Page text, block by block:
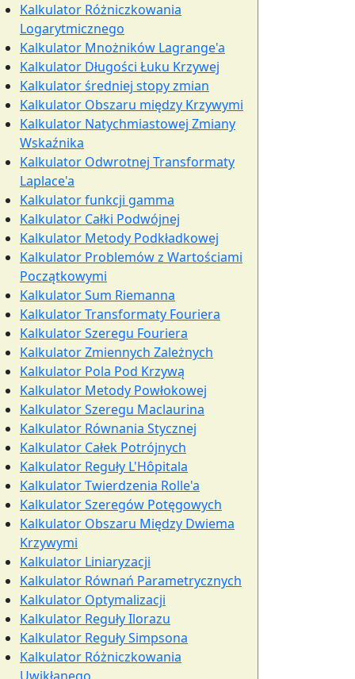
Kalkulator Różniczkowania
Logarytmicznego
Kalkulator Mnożników Lagrange'a
Kalkulator Długości Łuku Krzywej
Kalkulator średniej stopy zmian
Kalkulator Obszaru między Krzywymi
Kalkulator Natychmiastowej Zmiany
Wskaźnika
Kalkulator Odwrotnej Transformaty
Laplace'a
Kalkulator funkcji gamma
Kalkulator Całki Podwójnej
Kalkulator Metody Podkładkowej
Kalkulator Problemów z Wartościami
Początkowymi
Kalkulator Sum Riemanna
Kalkulator Transformaty Fouriera
Kalkulator Szeregu Fouriera
Kalkulator Zmiennych Zależnych
Kalkulator Pola Pod Krzywą
Kalkulator Metody Powłokowej
Kalkulator Szeregu Maclaurina
Kalkulator Równania Stycznej
Kalkulator Całek Potrójnych
Kalkulator Reguły L'Hôpitala
Kalkulator Twierdzenia Rolle'a
Kalkulator Szeregów Potęgowych
Kalkulator Obszaru Między Dwiema
Krzywymi
Kalkulator Liniaryzacji
Kalkulator Równań Parametrycznych
Kalkulator Optymalizacji
Kalkulator Reguły Ilorazu
Kalkulator Reguły Simpsona
Kalkulator Różniczkowania